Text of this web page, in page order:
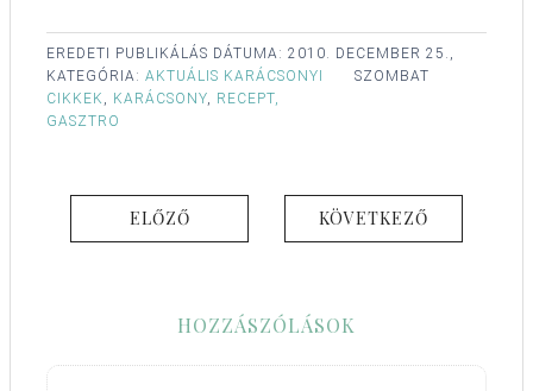
EREDETI PUBLIKÁLÁS DÁTUMA: 2010. DECEMBER 25.,
SZOMBAT
KATEGÓRIA: AKTUÁLIS KARÁCSONYI
CIKKEK , KARÁCSONY, RECEPT,
GASZTRO
ELŐZŐ KÖVETKEZŐ
HOZZÁSZÓLÁSOK